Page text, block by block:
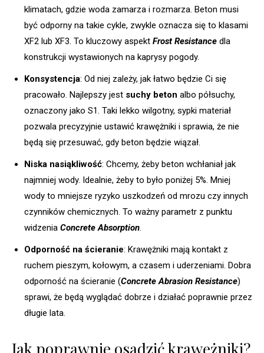
klimatach, gdzie woda zamarza i rozmarza. Beton musi
być odporny na takie cykle, zwykle oznacza się to klasami
XF2 lub XF3. To kluczowy aspekt Frost Resistance dla
konstrukcji wystawionych na kaprysy pogody.
Konsystencja: Od niej zależy, jak łatwo będzie Ci się
pracowało. Najlepszy jest suchy beton albo półsuchy,
oznaczony jako S1. Taki lekko wilgotny, sypki materiał
pozwala precyzyjnie ustawić krawężniki i sprawia, że nie
będą się przesuwać, gdy beton będzie wiązał.
Niska nasiąkliwość: Chcemy, żeby beton wchłaniał jak
najmniej wody. Idealnie, żeby to było poniżej 5%. Mniej
wody to mniejsze ryzyko uszkodzeń od mrozu czy innych
czynników chemicznych. To ważny parametr z punktu
widzenia Concrete Absorption.
Odporność na ścieranie: Krawężniki mają kontakt z
ruchem pieszym, kołowym, a czasem i uderzeniami. Dobra
odporność na ścieranie (Concrete Abrasion Resistance)
sprawi, że będą wyglądać dobrze i działać poprawnie przez
długie lata.
Jak poprawnie osadzić krawężniki?